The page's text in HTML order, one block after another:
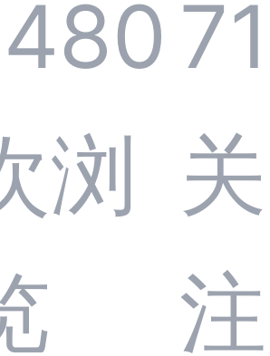
长与
字化
渠道
据对
浏
关
注